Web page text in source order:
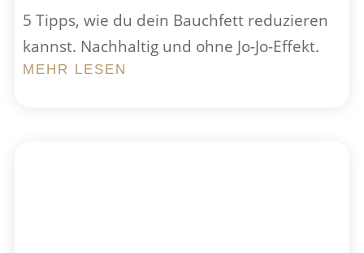
5 Tipps, wie du dein Bauch­fett reduzieren
kannst. Nach­haltig und ohne Jo-Jo-Effekt.
MEHR LESEN